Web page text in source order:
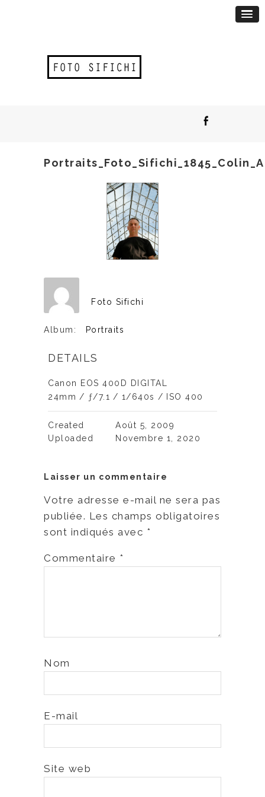
Foto Sifichi
Album: Portraits
DETAILS
Canon EOS 400D DIGITAL
24mm / ƒ/7.1 / 1/640s / ISO 400
Created
Août 5, 2009
Uploaded
Novembre 1, 2020
Laisser un commentaire
Votre adresse e-mail ne sera pas
publiée. Les champs obligatoires
sont indiqués avec *
Commentaire *
Nom
E-mail
Site web